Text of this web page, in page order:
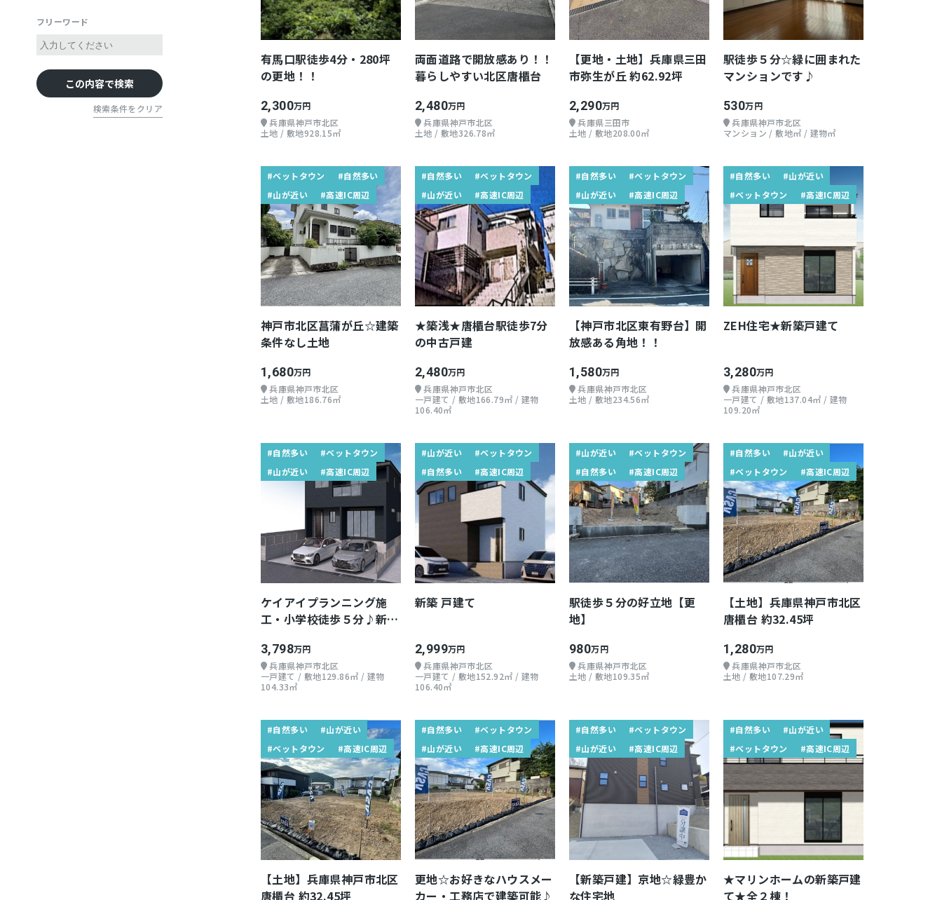
有馬口駅徒歩4分・280坪
の更地！！
2,300万円
兵庫県神戸市北区
土地 / 敷地928.15㎡
両面道路で開放感あり！！
暮らしやすい北区唐櫃台
2,480万円
兵庫県神戸市北区
土地 / 敷地326.78㎡
【更地・土地】兵庫県三田
市弥生が丘 約62.92坪
2,290万円
兵庫県三田市
土地 / 敷地208.00㎡
駅徒歩５分☆緑に囲まれた
マンションです♪
530万円
兵庫県神戸市北区
マンション / 敷地㎡ / 建物㎡
#ベットタウン
#自然多い
#山が近い
#高速IC周辺
神戸市北区菖蒲が丘☆建築
条件なし土地
1,680万円
兵庫県神戸市北区
土地 / 敷地186.76㎡
#自然多い
#ベットタウン
#山が近い
#高速IC周辺
★築浅★唐櫃台駅徒歩7分
の中古戸建
2,480万円
兵庫県神戸市北区
一戸建て / 敷地166.79㎡ / 建物
106.40㎡
#自然多い
#ベットタウン
#山が近い
#高速IC周辺
【神戸市北区東有野台】開
放感ある角地！！
1,580万円
兵庫県神戸市北区
土地 / 敷地234.56㎡
#自然多い
#山が近い
#ベットタウン
#高速IC周辺
ZEH住宅★新築戸建て
3,280万円
兵庫県神戸市北区
一戸建て / 敷地137.04㎡ / 建物
109.20㎡
#自然多い
#ベットタウン
#山が近い
#高速IC周辺
ケイアイプランニング施
工・小学校徒歩５分♪新築
3,798万円
兵庫県神戸市北区
一戸建て / 敷地129.86㎡ / 建物
104.33㎡
#山が近い
#ベットタウン
#自然多い
#高速IC周辺
新築 戸建て
2,999万円
兵庫県神戸市北区
一戸建て / 敷地152.92㎡ / 建物
106.40㎡
#山が近い
#ベットタウン
#自然多い
#高速IC周辺
駅徒歩５分の好立地【更
地】
980万円
兵庫県神戸市北区
土地 / 敷地109.35㎡
#自然多い
#山が近い
#ベットタウン
#高速IC周辺
【土地】兵庫県神戸市北区
唐櫃台 約32.45坪
1,280万円
兵庫県神戸市北区
土地 / 敷地107.29㎡
#自然多い
#山が近い
#ベットタウン
#高速IC周辺
【土地】兵庫県神戸市北区
唐櫃台 約32.45坪
#自然多い
#ベットタウン
#山が近い
#高速IC周辺
更地☆お好きなハウスメー
カー・工務店で建築可能♪
#自然多い
#ベットタウン
#山が近い
#高速IC周辺
【新築戸建】京地☆緑豊か
な住宅地
#自然多い
#山が近い
#ベットタウン
#高速IC周辺
★マリンホームの新築戸建
て★全２棟！
リノベーション
琵琶湖が近い
高速IC周辺
フリーワード
この内容で検索
検索条件をクリア